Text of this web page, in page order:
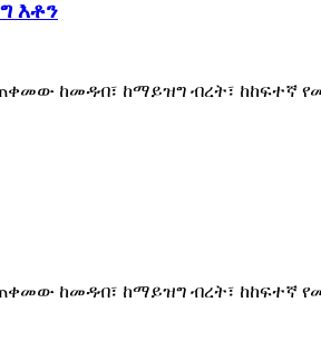
እቶን
ከመዳብ፣ ከማይዝግ ብረት፣ ከከፍተኛ
ከመዳብ፣ ከማይዝግ ብረት፣ ከከፍተኛ